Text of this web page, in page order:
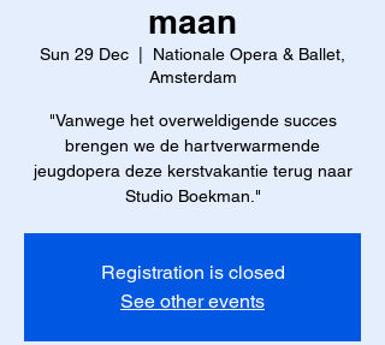
maan
Sun 29 Dec
Nationale Opera & Ballet,
Amsterdam
"Vanwege het overweldigende succes
brengen we de hartverwarmende
jeugdopera deze kerstvakantie terug naar
Studio Boekman."
Registration is closed
See other events